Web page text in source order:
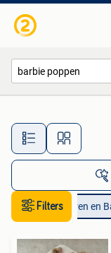
FiltersKinderen en